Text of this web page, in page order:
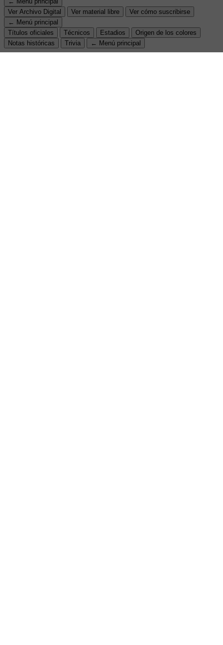
Ver Archivo Digital
Ver material libre
Ver cómo suscribirse
← Menú principal
Títulos oficiales
Técnicos Estadios
Origen de los colores
Notas históricas
Trivia ← Menú principal